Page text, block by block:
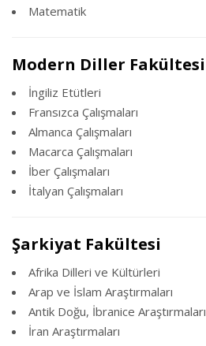
Matematik
Modern Diller Fakültesi
İngiliz Etütleri
Fransızca Çalışmaları
Almanca Çalışmaları
Macarca Çalışmaları
İber Çalışmaları
İtalyan Çalışmaları
Şarkiyat Fakültesi
Afrika Dilleri ve Kültürleri
Arap ve İslam Araştırmaları
Antik Doğu, İbranice Araştırmaları
İran Araştırmaları